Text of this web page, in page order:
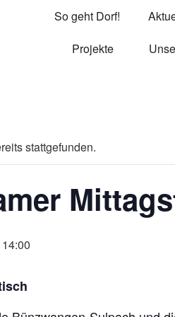
So geht Dorf!
Projekte
stattgefunden.
14:00